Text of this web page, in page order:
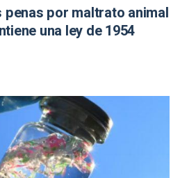
por maltrato animal
una ley de 1954